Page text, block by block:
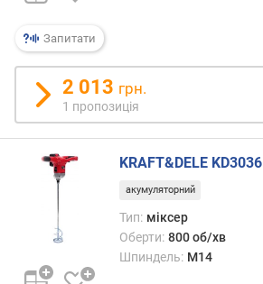
л
я
р
н
і
с
ю
е
Запитати
2 013 грн.
1 пропозиція
KRAFT&DELE KD3036
акумуляторний
Тип: міксер
Оберти: 800 об/хв
Шпиндель: M14